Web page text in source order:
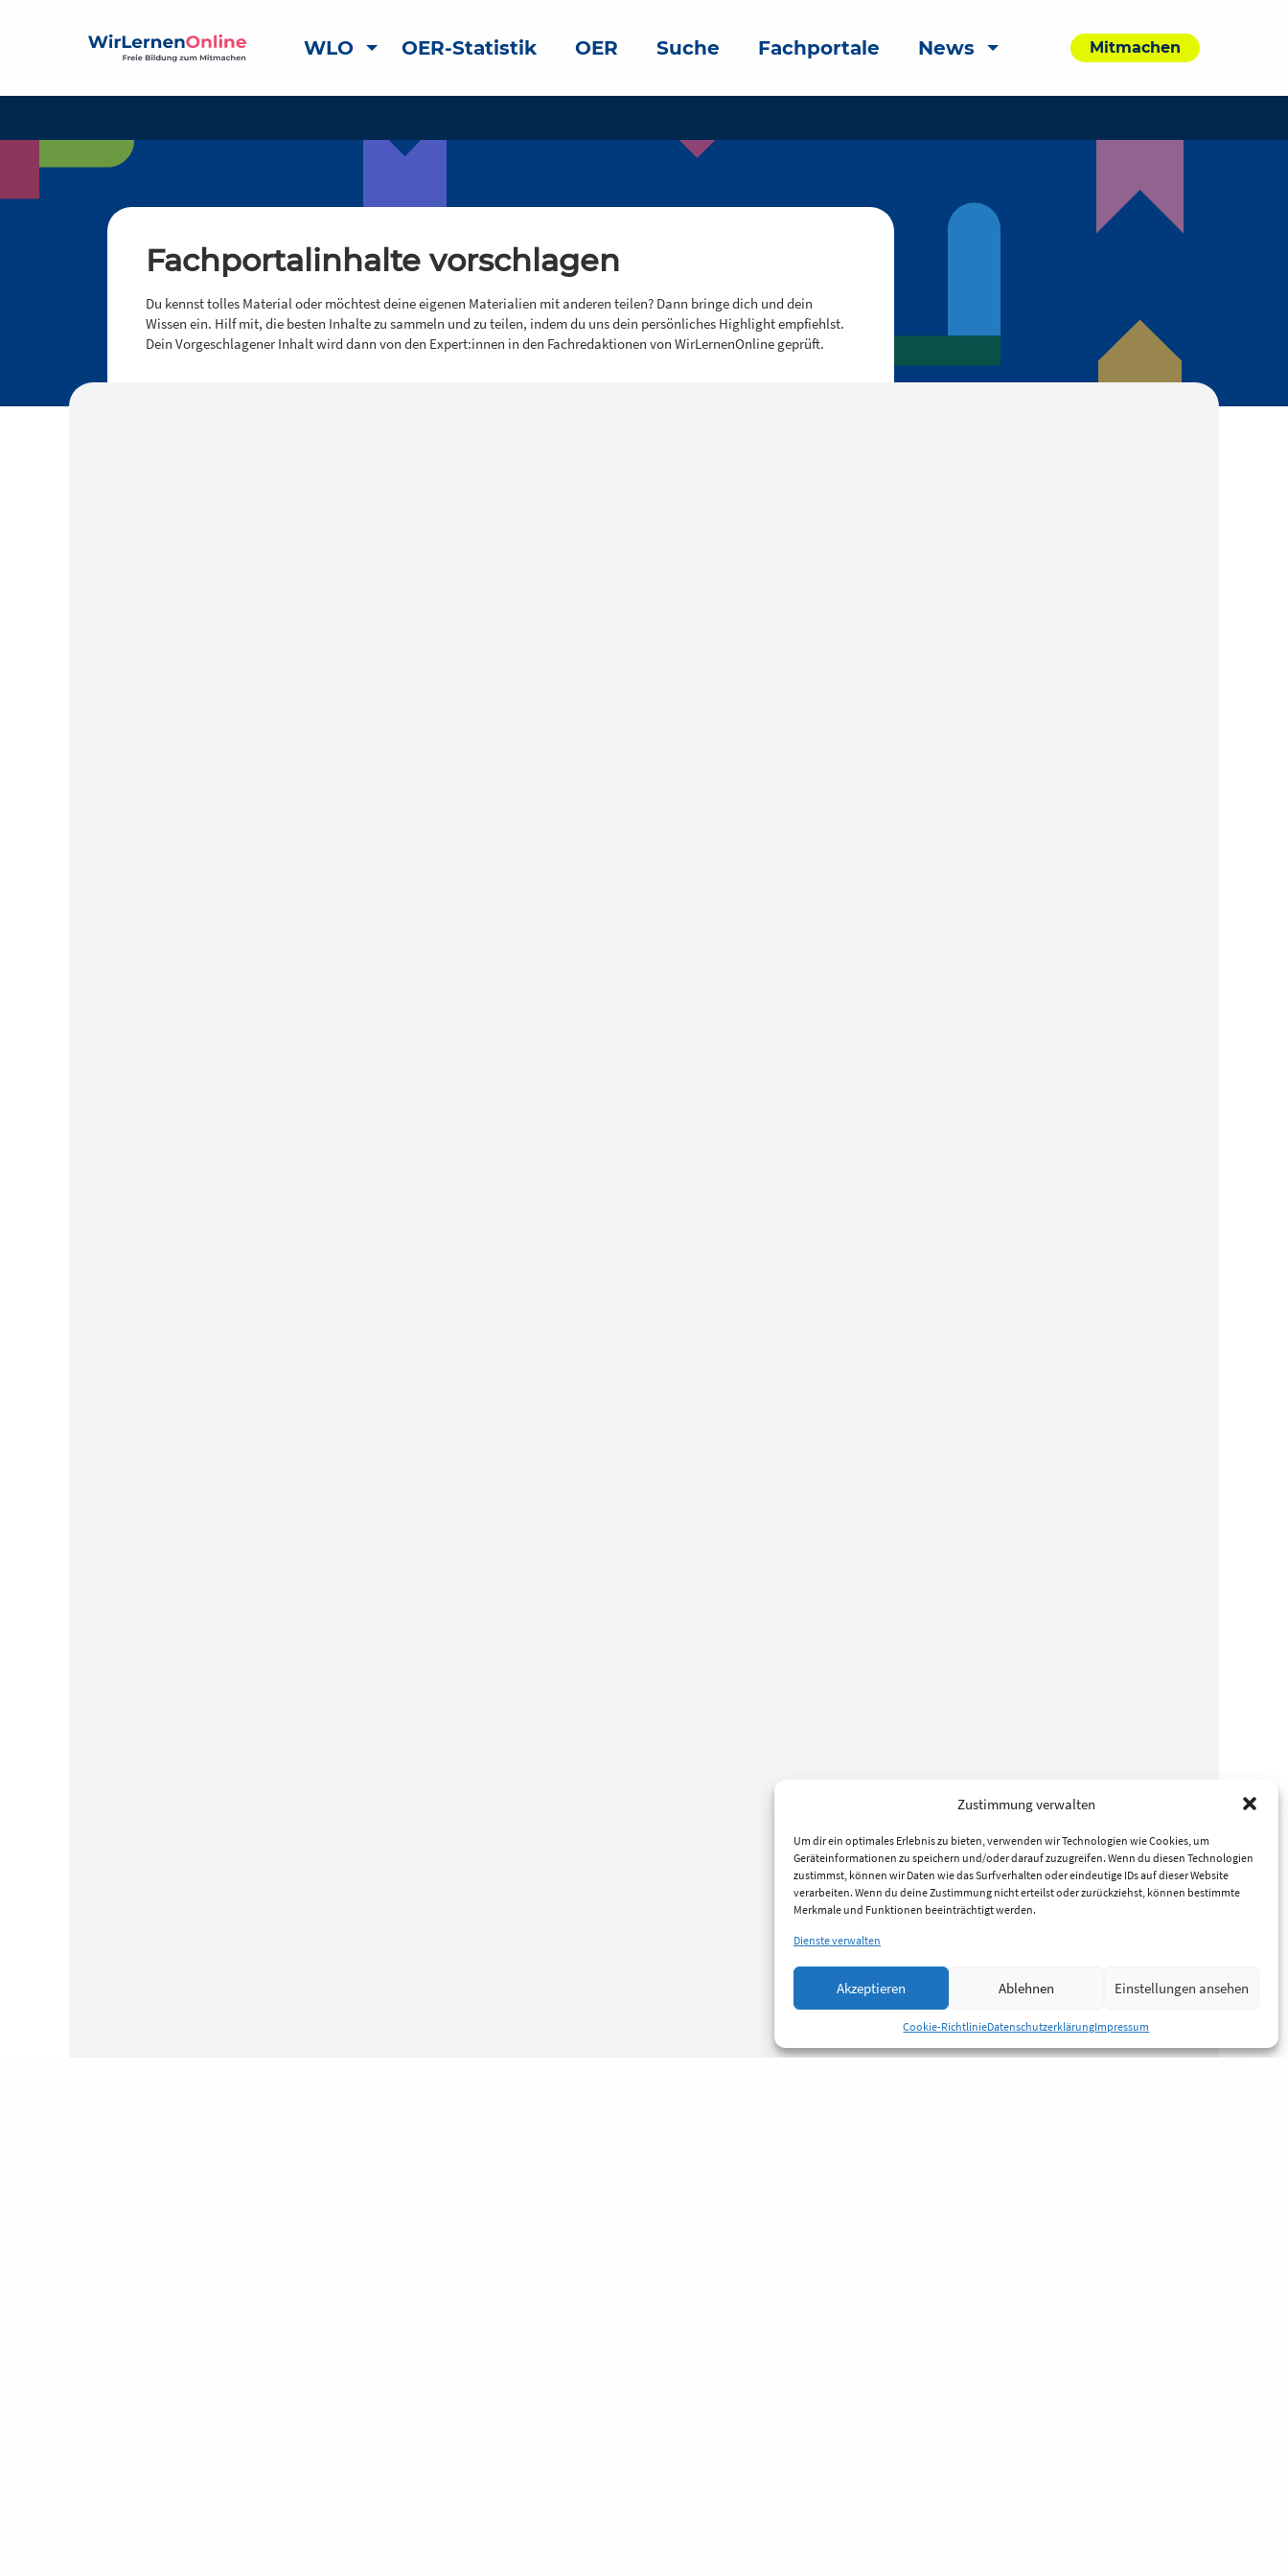
Zustimmung verwalten
Um dir ein optimales Erlebnis zu bieten, verwenden wir Technologien wie Cookies, um
Geräteinformationen zu speichern und/oder darauf zuzugreifen. Wenn du diesen Technologien
zustimmst, können wir Daten wie das Surfverhalten oder eindeutige IDs auf dieser Website
verarbeiten. Wenn du deine Zustimmung nicht erteilst oder zurückziehst, können bestimmte
Merkmale und Funktionen beeinträchtigt werden.
Dienste verwalten
Akzeptieren Ablehnen Einstellungen ansehen
Cookie-RichtlinieDatenschutzerklärungImpressum
WLO OER-Statistik OER Suche Fachportale News Mitmachen
Fachportalinhalte vorschlagen
Du kennst tolles Material oder möchtest deine eigenen Materialien mit anderen teilen? Dann bringe dich und dein
Wissen ein. Hilf mit, die besten Inhalte zu sammeln und zu teilen, indem du uns dein persönliches Highlight empfiehlst.
Dein Vorgeschlagener Inhalt wird dann von den Expert:innen in den Fachredaktionen von WirLernenOnline geprüft.